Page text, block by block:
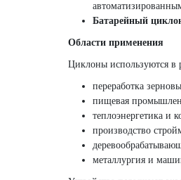
Батарейный
Области применения
Циклоны используются в
переработка
пищевая
теплоэнергетика и
производство
металлургия и